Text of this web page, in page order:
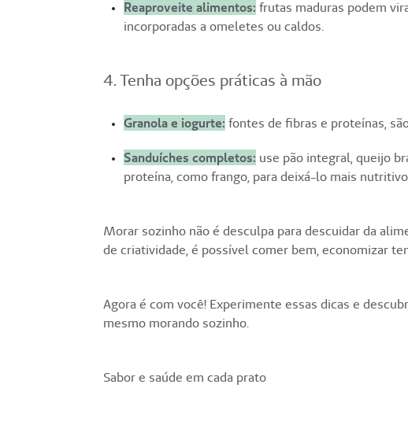
Reaproveite alimentos: frutas maduras podem
incorporadas a omeletes ou caldos.
4. Tenha opções práticas à mão
Granola e iogurte: fontes de fibras e proteínas,
Sanduíches completos: use pão integral, queijo
proteína, como frango, para deixá-lo mais
Morar sozinho não é desculpa para descuidar da
de criatividade, é possível comer bem, economizar
Agora é com você! Experimente essas dicas e
mesmo morando sozinho.
Sabor e saúde em cada prato